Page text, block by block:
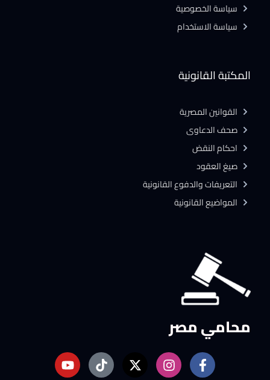
محامي مصر
المكتبة القانونية
القوانين المصرية
صحف الدعاوى
احكام النقض
صيغ العقود
التعريفات والدفوع القانونية
المواضيع القانونية
سياسة الخصوصية
سياسة الاستخدام